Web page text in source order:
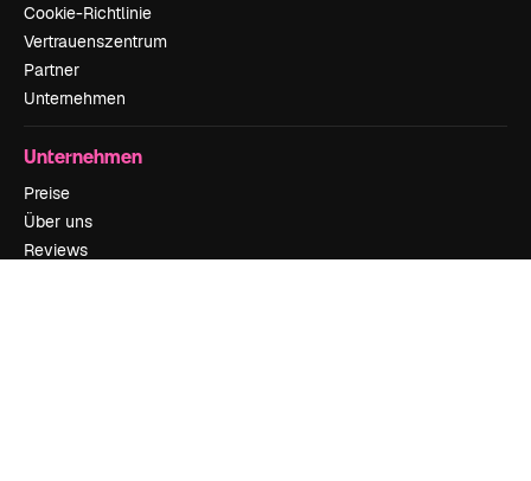
Cookie-Richtlinie
Vertrauenszentrum
Partner
Unternehmen
Unternehmen
Preise
Über uns
Reviews